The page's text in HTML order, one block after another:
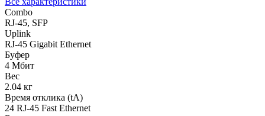
Combo
RJ-45, SFP
Uplink
RJ-45 Gigabit Ethernet
Буфер
4 Мбит
Вес
2.04 кг
Время отклика (tA)
24 RJ-45 Fast Ethernet